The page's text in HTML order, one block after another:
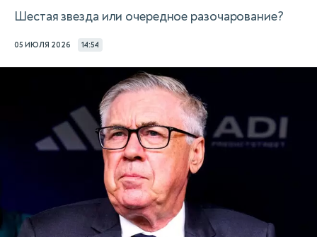
Шестая звезда или очередное разочарование?
05 ИЮЛЯ 2026 14:54